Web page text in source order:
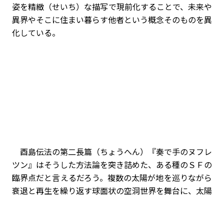
姿を精緻（せいち）な描写で現前化することで、未来や
異界やそこに住まい暮らす他者という概念そのものを異
化している。
酉島伝法の第二長篇（ちょうへん）『奏で手のヌフレ
ツン』はそうした方法論を突き詰めた、ある種のＳＦの
臨界点だと言えるだろう。複数の太陽が地を巡りながら
衰退と再生を繰り返す球面状の空洞世界を舞台に、太陽